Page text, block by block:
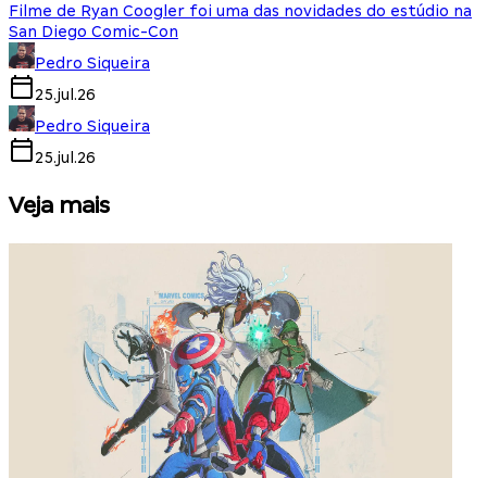
Filme de Ryan Coogler foi uma das novidades do estúdio na
San Diego Comic-Con
Pedro Siqueira
25.jul.26
Pedro Siqueira
25.jul.26
Veja mais